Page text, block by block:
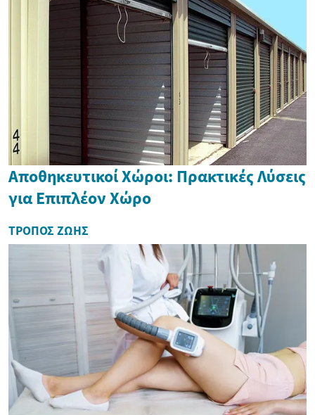
Αποθηκευτικοί Χώροι: Πρακτικές Λύσεις
για Επιπλέον Χώρο
ΤΡΌΠΟΣ ΖΩΉΣ